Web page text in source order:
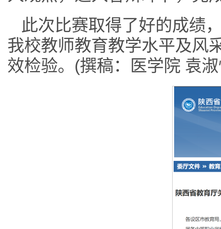
此次比赛取得了好的成绩
我校教师教育教学水平及风
效检验。(撰稿：医学院 袁